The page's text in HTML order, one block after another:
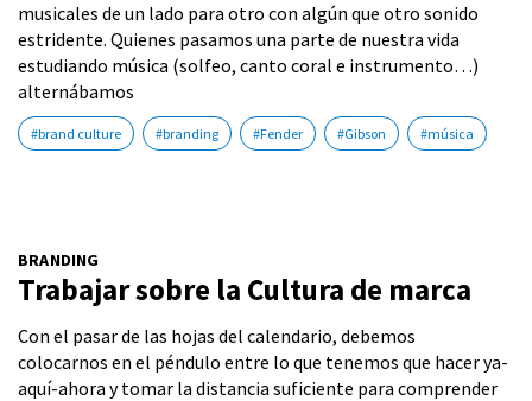
musicales de un lado para otro con algún que otro sonido
estridente. Quienes pasamos una parte de nuestra vida
estudiando música (solfeo, canto coral e instrumento…)
alternábamos
#brand culture #branding #Fender #Gibson #música
BRANDING
Trabajar sobre la Cultura de marca
Con el pasar de las hojas del calendario, debemos
colocarnos en el péndulo entre lo que tenemos que hacer ya-
aquí-ahora y tomar la distancia suficiente para comprender